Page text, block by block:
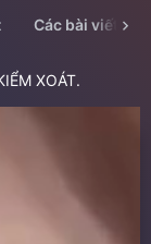
Các bài viết
XOÁT.